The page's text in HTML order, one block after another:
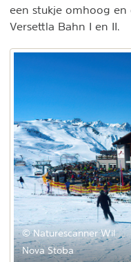
een stukje omhoog
Versettla Bahn I en II.
© Naturescanner Wil
Nova Stoba